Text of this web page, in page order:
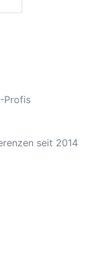
Profis
seit 2014